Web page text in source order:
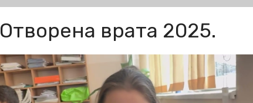
Отворена врата 2025.